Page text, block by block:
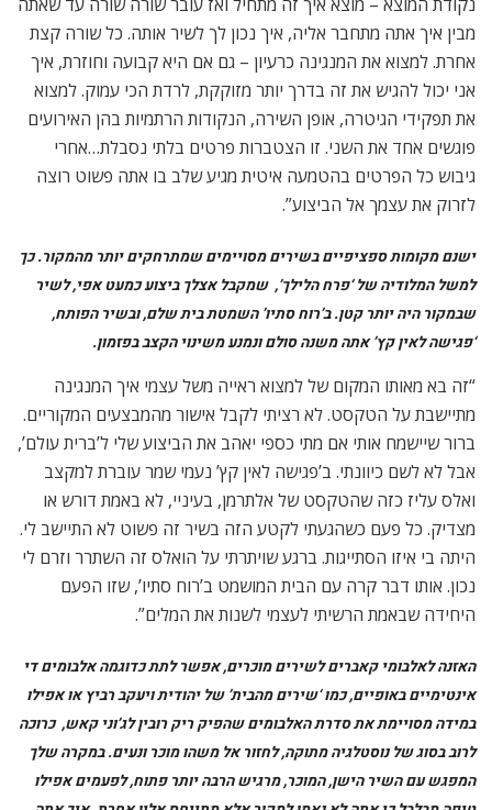
ברור שיישמח אותי אם מתי כספי יאהב את הביצוע שלי ל’ברית עולם’,
אבל לא לשם כיוונתי. ב’פגישה לאין קץ’ נעמי שמר עוברת למקצב
ואלס עליז כזה שהטקסט של אלתרמן, בעיניי, לא באמת דורש או
מצדיק. כל פעם כשהגעתי לקטע הזה בשיר זה פשוט לא התיישב לי.
היתה בי איזו הסתייגות. ברגע שויתרתי על הואלס זה השתרר וזרם לי
נכון. אותו דבר קרה עם הבית המושמט ב’רוח סתיו’, שזו הפעם
היחידה שבאמת הרשיתי לעצמי לשנות את המלים”.
אינטימיים באופיים, כמו ‘שירים מהבית’ של יהודית ויעקב רביץ או אפילו
במידה מסויימת את סדרת האלבומים שהפיק ריק רובין לג’וני קאש, כרוכה
לרוב בסוג של נוסטלגיה מתוקה, לחזור אל משהו מוכר ונעים. במקרה שלך
המפגש עם השיר הישן, המוכר, מרגיש הרבה יותר פתוח, לפעמים אפילו
טיפה מבלבל כי אתה לא נאמן למקור אלא מתייחס אליו אחרת. איך אתה
חושב שהאלבום יתקבל בהקשר הזה?
“אלו אלבומים שכבודם במקומם וממש אין לי בעיה איתם. יש בהחלט
עימות בין מה שמוטמע בראשם של אחרים לבין השינויים שביצעתי.
יש אנשים שיחוו את זה אולי קשה. אני לא חזרתי אל הקלטות המקור
ברגע שיצאתי לדרך. וזה הגיע למצב שטל אומר שהוא כבר לא יכול
לשמוע את המקור…אני יודע שיש כבר תגובות מאוד חזקות לאלבום,
גם ל’תבואות הרוח’ היו, אבל אז לא כל כך ידעתי לאן זה יילך מבחינת
להנגיש את זה לאנשים, איך להופיע עם האלבום. בכלל, הרגשתי די
לא שייך – אם זה בספרות או במוסיקה, חיפשתי – ועדיין אני מחפש
את הקהל שלי וגם את מי שאני. וחשבתי, אולי אחפש לא בהווה אלא
בדברים שהשפיעו עליי כילד, כשלא הבנתי. זו מין תלישות – חייב
להבין למה זה שייך, נצר של מה אני, למה הכתיבה שלי שייכת.
האלבום הזה עבורי הוא חיפוש כזה שנכנס לעברית, שכל הזמן
הופכת ליותר ויותר חשובה בחיים שלי ובלתי ניתנת להחלפה”.